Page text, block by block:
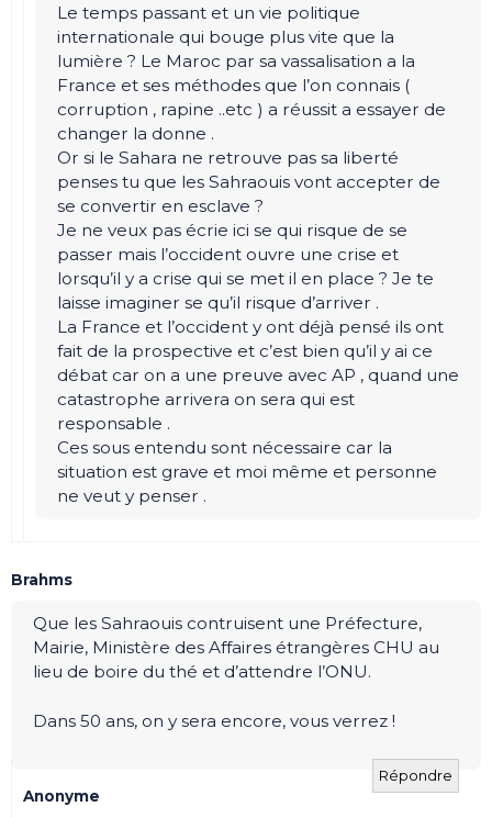
Le temps passant et un vie politique
internationale qui bouge plus vite que la
lumière ? Le Maroc par sa vassalisation a la
France et ses méthodes que l’on connais (
corruption , rapine ..etc ) a réussit a essayer de
changer la donne .
Or si le Sahara ne retrouve pas sa liberté
penses tu que les Sahraouis vont accepter de
se convertir en esclave ?
Je ne veux pas écrie ici se qui risque de se
passer mais l’occident ouvre une crise et
lorsqu’il y a crise qui se met il en place ? Je te
laisse imaginer se qu’il risque d’arriver .
La France et l’occident y ont déjà pensé ils ont
fait de la prospective et c’est bien qu’il y ai ce
débat car on a une preuve avec AP , quand une
catastrophe arrivera on sera qui est
responsable .
Ces sous entendu sont nécessaire car la
situation est grave et moi même et personne
ne veut y penser .
Brahms
Que les Sahraouis contruisent une Préfecture,
Mairie, Ministère des Affaires étrangères CHU au
lieu de boire du thé et d’attendre l’ONU.
Dans 50 ans, on y sera encore, vous verrez !
Répondre
Anonyme